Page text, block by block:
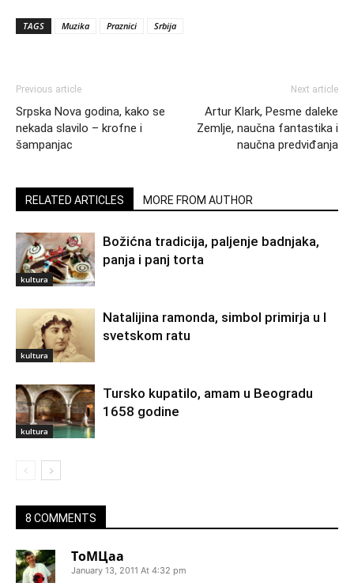
TAGS Muzika Praznici Srbija
Previous article
Srpska Nova godina, kako se
nekada slavilo – krofne i
šampanjac
Next article
Artur Klark, Pesme daleke
Zemlje, naučna fantastika i
naučna predviđanja
RELATED ARTICLES MORE FROM AUTHOR
kultura
Božićna tradicija, paljenje badnjaka,
panja i panj torta
kultura
Natalijina ramonda, simbol primirja u I
svetskom ratu
kultura
Tursko kupatilo, amam u Beogradu
1658 godine
8 COMMENTS
ТоМЦаа
January 13, 2011 At 4:32 pm